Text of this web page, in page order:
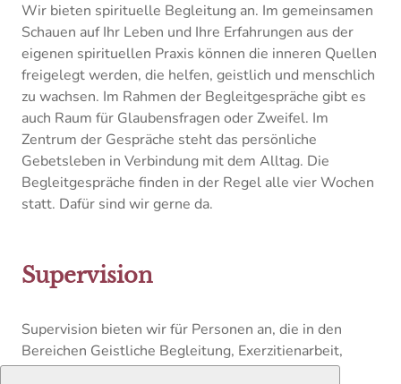
Wir bieten spirituelle Begleitung an. Im gemeinsamen
Schauen auf Ihr Leben und Ihre Erfahrungen aus der
eigenen spirituellen Praxis können die inneren Quellen
freigelegt werden, die helfen, geistlich und menschlich
zu wachsen. Im Rahmen der Begleitgespräche gibt es
auch Raum für Glaubensfragen oder Zweifel. Im
Zentrum der Gespräche steht das persönliche
Gebetsleben in Verbindung mit dem Alltag. Die
Begleitgespräche finden in der Regel alle vier Wochen
statt. Dafür sind wir gerne da.
Supervision
Supervision bieten wir für Personen an, die in den
Bereichen Geistliche Begleitung, Exerzitienarbeit,
Seelsorge und Lebensberatung tätig sind.